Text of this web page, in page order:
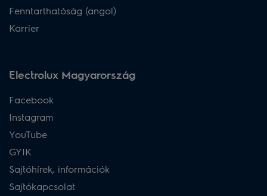
Fenntarthatóság (angol)
Karrier
Electrolux Magyarország
Facebook
Instagram
YouTube
GYIK
Sajtóhírek, információk
Sajtókapcsolat